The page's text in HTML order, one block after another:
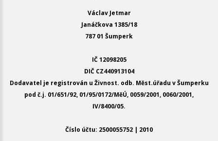
Václav Jetmar
Janáčkova 1385/18
787 01 Šumperk
IČ 12098205
DIČ CZ440913104
Dodavatel je registrován u Živnost. odb. Měst.úřadu v Šumperku
pod č.j. 01/651/92, 01/95/0172/MěÚ, 0059/2001, 0060/2001,
IV/8400/05.
Číslo účtu: 2500055752 | 2010